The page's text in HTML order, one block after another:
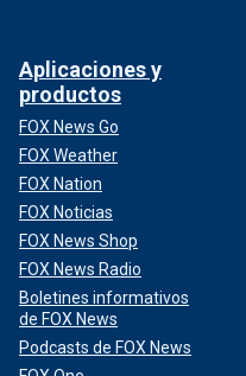
Aplicaciones y
productos
FOX News Go
FOX Weather
FOX Nation
FOX Noticias
FOX News Shop
FOX News Radio
Boletines informativos
de FOX News
Podcasts de FOX News